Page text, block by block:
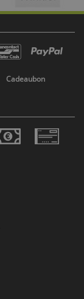
Cadeaubon